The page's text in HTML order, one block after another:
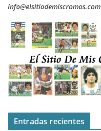
info@elsitiodemiscromos.com
Entradas recientes